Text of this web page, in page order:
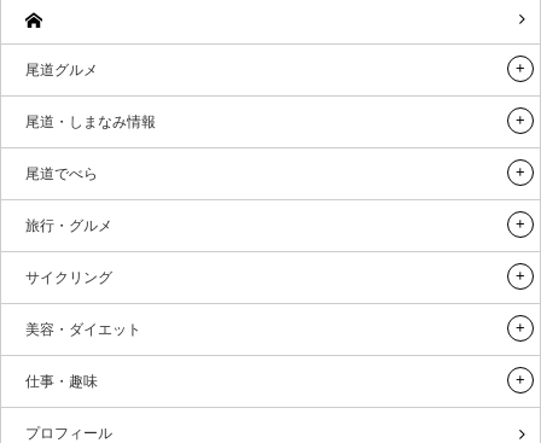
尾道グルメ
尾道・しまなみ情報
尾道でべら
旅行・グルメ
サイクリング
美容・ダイエット
仕事・趣味
プロフィール